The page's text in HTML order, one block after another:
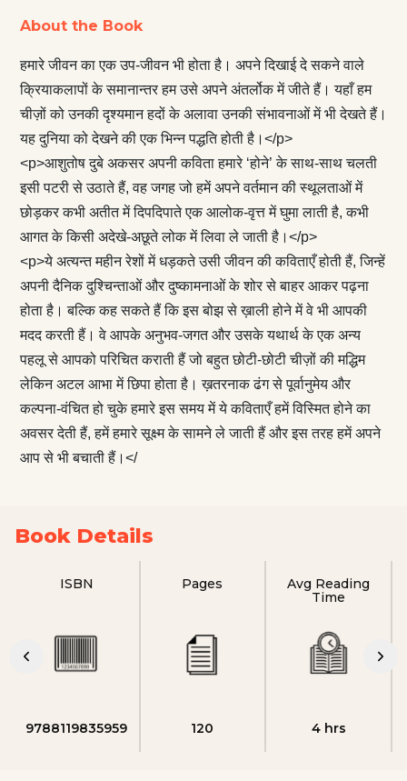
About the Book
हमारे जीवन का एक उप-जीवन भी होता है। अपने दिखाई दे सकने वाले
क्रियाकलापों के समानान्तर हम उसे अपने अंतर्लोक में जीते हैं। यहाँ हम
चीज़ों को उनकी दृश्यमान हदों के अलावा उनकी संभावनाओं में भी देखते हैं।
यह दुनिया को देखने की एक भिन्न पद्धति होती है।</p>
<p>आशुतोष दुबे अकसर अपनी कविता हमारे ‘होने’ के साथ-साथ चलती
इसी पटरी से उठाते हैं, वह जगह जो हमें अपने वर्तमान की स्थूलताओं में
छोड़कर कभी अतीत में दिपदिपाते एक आलोक-वृत्त में घुमा लाती है, कभी
आगत के किसी अदेखे-अछूते लोक में लिवा ले जाती है।</p>
<p>ये अत्यन्त महीन रेशों में धड़‌कते उसी जीवन की कविताएँ होती हैं, जिन्हें
अपनी दैनिक दुश्चिन्ताओं और दुष्कामनाओं के शोर से बाहर आकर पढ़ना
होता है। बल्कि कह सकते हैं कि इस बोझ से ख़ाली होने में वे भी आपकी
मदद करती हैं। वे आपके अनुभव-जगत और उसके यथार्थ के एक अन्य
पहलू से आपको परिचित कराती हैं जो बहुत छोटी-छोटी चीज़ों की मद्धिम
लेकिन अटल आभा में छिपा होता है। ख़तरनाक ढंग से पूर्वानुमेय और
कल्पना-वंचित हो चुके हमारे इस समय में ये कविताएँ हमें विस्मित होने का
अवसर देती हैं, हमें हमारे सूक्ष्म के सामने ले जाती हैं और इस तरह हमें अपने
आप से भी बचाती हैं।</
Book Details
ISBN
9788119835959
Pages
120
Avg Reading
Time
4 hrs